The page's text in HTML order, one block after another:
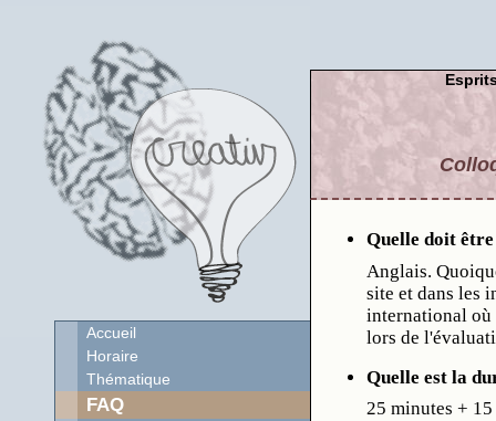
Quelle doit être
Anglais.
site et dans les
international où
lors de
Quelle est la
25 minutes +
Accueil
Horaire
Thématique
FAQ